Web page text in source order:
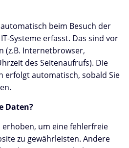
beim Besuch der
Systeme erfasst. Das sind vor
(z.B. Internetbrowser,
des Seitenaufrufs). Die
erfolgt automatisch, sobald Sie
Daten?
erhoben, um eine fehlerfreie
zu gewährleisten. Andere